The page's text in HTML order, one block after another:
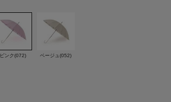
ピンク(072) ベージュ(052)